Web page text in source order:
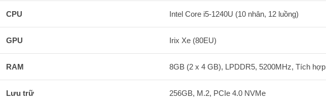
CPU Intel Core i5-1240U (10 nhân, 12 luồng)
GPU Irix Xe (80EU)
RAM 8GB (2 x 4 GB), LPDDR5, 5200MHz, Tích hợp
Lưu trữ 256GB, M.2, PCIe 4.0 NVMe